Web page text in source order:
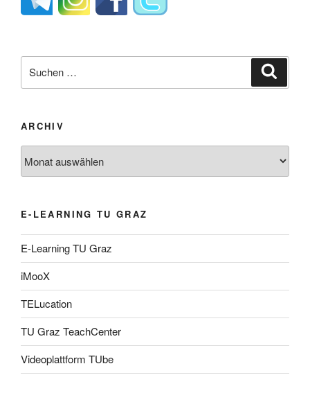
nach:
ARCHIV
E-LEARNING TU GRAZ
E-Learning TU Graz
iMooX
TELucation
TU Graz TeachCenter
Videoplattform TUbe